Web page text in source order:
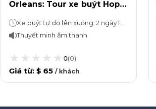
Orleans: Tour xe buýt Hop-
Xe buýt tự do lên xuống: 2 ngàyTour đi bộ: 45 phút mỗi người
Thuyết minh âm thanh
0(0)
Giá từ: $ 65 / khách